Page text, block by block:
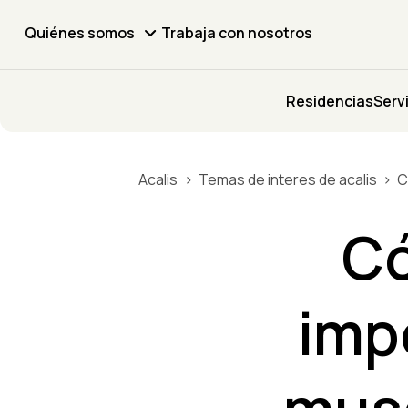
Quiénes somos Trabaja con nosotros
Residencias
Acalis Temas de interes de acalis